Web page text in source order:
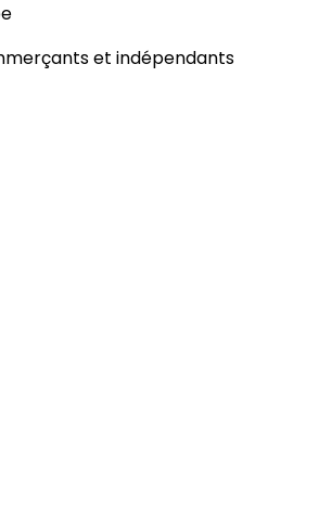
et indépendants